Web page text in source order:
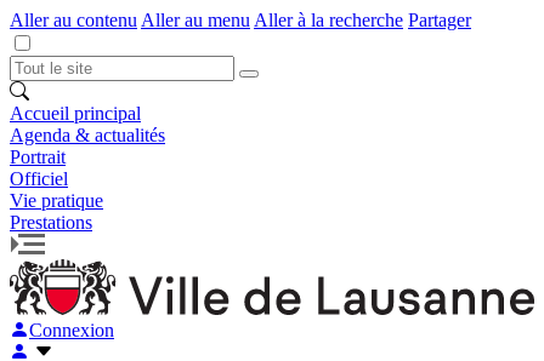
Aller au contenu Aller au menu Aller à la recherche Partager
Accueil principal
Agenda & actualités
Portrait
Officiel
Vie pratique
Prestations
Connexion